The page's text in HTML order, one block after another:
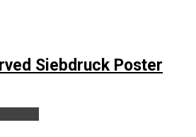
Siebdruck Poster